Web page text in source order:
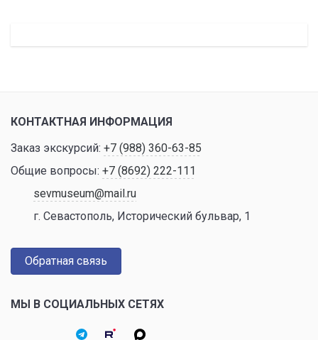
КОНТАКТНАЯ ИНФОРМАЦИЯ
Заказ экскурсий: +7 (988) 360-63-85
Общие вопросы: +7 (8692) 222-111
sevmuseum@mail.ru
г. Севастополь, Исторический бульвар, 1
Обратная связь
МЫ В СОЦИАЛЬНЫХ СЕТЯХ